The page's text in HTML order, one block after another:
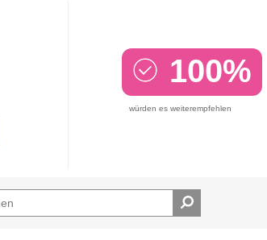
100%
würden es weiterempfehlen